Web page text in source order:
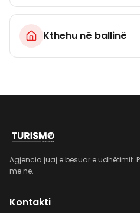
Kthehu në ballinë
Agjencia juaj e besuar e udhëtimit.
me ne.
Kontakti